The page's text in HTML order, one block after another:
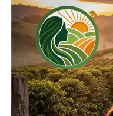
marca a transição do
para a produção em
Estado está
de novos
da pesquisa. O
meio do Fundo
administrada pela
e Ensino Superior